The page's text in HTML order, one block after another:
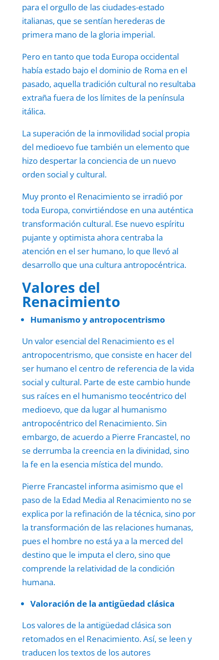
para el orgullo de las ciudades-estado
italianas, que se sentían herederas de
primera mano de la gloria imperial.
Pero en tanto que toda Europa occidental
había estado bajo el dominio de Roma en el
pasado, aquella tradición cultural no resultaba
extraña fuera de los límites de la península
itálica.
La superación de la inmovilidad social propia
del medioevo fue también un elemento que
hizo despertar la conciencia de un nuevo
orden social y cultural.
Muy pronto el Renacimiento se irradió por
toda Europa, convirtiéndose en una auténtica
transformación cultural. Ese nuevo espíritu
pujante y optimista ahora centraba la
atención en el ser humano, lo que llevó al
desarrollo que una cultura antropocéntrica.
Valores del
Renacimiento
Humanismo y antropocentrismo
Un valor esencial del Renacimiento es el
antropocentrismo, que consiste en hacer del
ser humano el centro de referencia de la vida
social y cultural. Parte de este cambio hunde
sus raíces en el humanismo teocéntrico del
medioevo, que da lugar al humanismo
antropocéntrico del Renacimiento. Sin
embargo, de acuerdo a Pierre Francastel, no
se derrumba la creencia en la divinidad, sino
la fe en la esencia mística del mundo.
Pierre Francastel informa asimismo que el
paso de la Edad Media al Renacimiento no se
explica por la refinación de la técnica, sino por
la transformación de las relaciones humanas,
pues el hombre no está ya a la merced del
destino que le imputa el clero, sino que
comprende la relatividad de la condición
humana.
Valoración de la antigüedad clásica
Los valores de la antigüedad clásica son
retomados en el Renacimiento. Así, se leen y
traducen los textos de los autores